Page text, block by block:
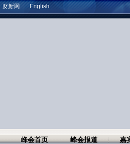
财新网 English
峰会首页 峰会报道 嘉